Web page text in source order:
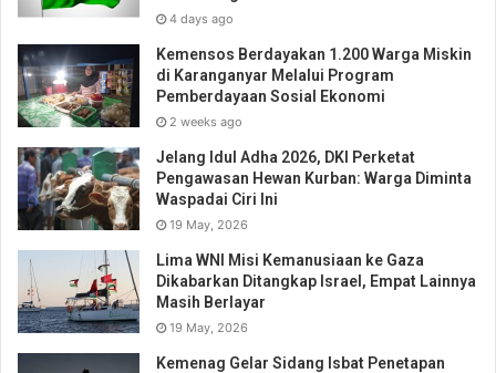
4 days ago
Kemensos Berdayakan 1.200 Warga Miskin
di Karanganyar Melalui Program
Pemberdayaan Sosial Ekonomi
2 weeks ago
Jelang Idul Adha 2026, DKI Perketat
Pengawasan Hewan Kurban: Warga Diminta
Waspadai Ciri Ini
19 May, 2026
Lima WNI Misi Kemanusiaan ke Gaza
Dikabarkan Ditangkap Israel, Empat Lainnya
Masih Berlayar
19 May, 2026
Kemenag Gelar Sidang Isbat Penetapan